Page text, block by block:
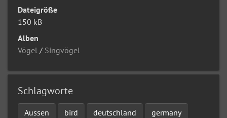
Dateigröße
150 kB
Alben
Vögel / Singvögel
Schlagworte
Aussen bird deutschland
germany